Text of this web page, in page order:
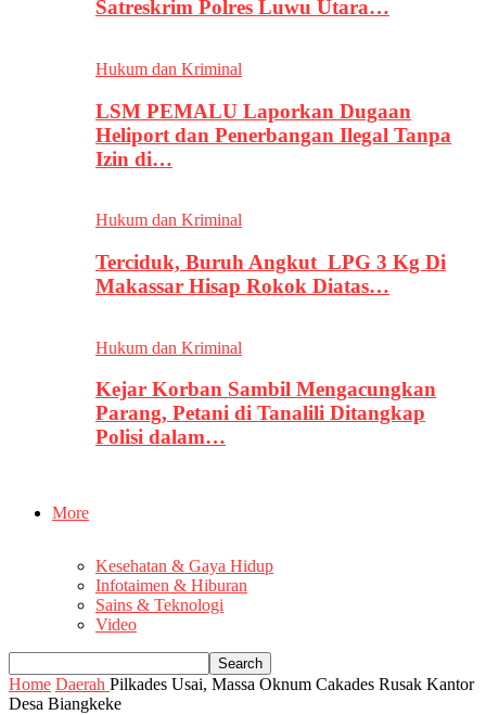
Satreskrim Polres Luwu Utara…
Hukum dan Kriminal
LSM PEMALU Laporkan Dugaan
Heliport dan Penerbangan Ilegal Tanpa
Izin di…
Hukum dan Kriminal
Terciduk, Buruh Angkut LPG 3 Kg Di
Makassar Hisap Rokok Diatas…
Hukum dan Kriminal
Kejar Korban Sambil Mengacungkan
Parang, Petani di Tanalili Ditangkap
Polisi dalam…
More
Kesehatan & Gaya Hidup
Infotaimen & Hiburan
Sains & Teknologi
Video
Home Daerah Pilkades Usai, Massa Oknum Cakades Rusak Kantor
Desa Biangkeke